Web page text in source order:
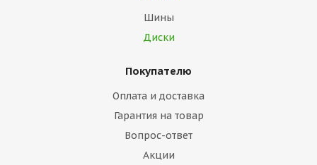
Шины
Диски
Покупателю
Оплата и доставка
Гарантия на товар
Вопрос-ответ
Акции